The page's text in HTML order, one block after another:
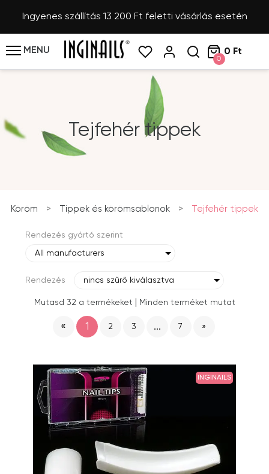
Ingyenes szállítás 13 200 Ft feletti vásárlás esetén
MENU
0
0 Ft
Tejfehér tippek
Köröm > Tippek és körömsablonok > Tejfehér tippek
Rendezés gyártó szerint
All manufacturers
Rendezés nincs szűrő kiválasztva
Mutasd 32 a termékeket Minden terméket mutat
« 1 2 3 ... 7 »
INGINAILS